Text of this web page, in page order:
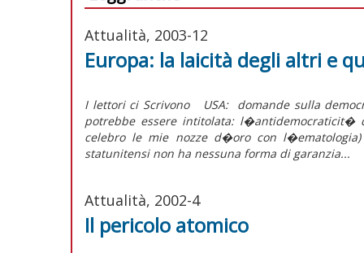
Attualità, 2003-12
Europa: la laicità degli altri e
I lettori ci Scrivono USA: domande
potrebbe essere intitolata: l�antidemocraticit�
celebro le mie nozze d�oro con
statunitensi non ha nessuna forma di garanzia...
Attualità, 2002-4
Il pericolo atomico